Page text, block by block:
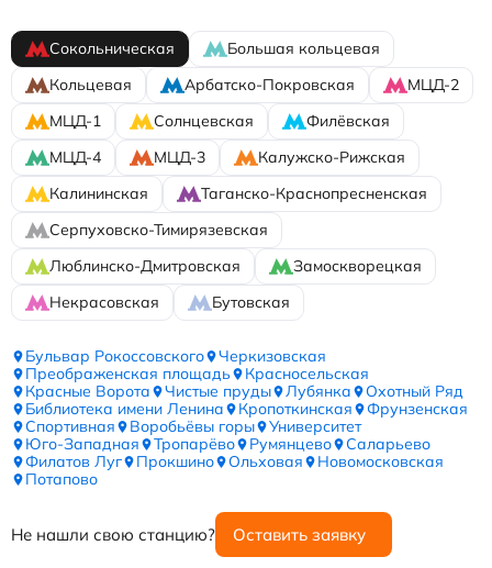
Сокольническая
Большая кольцевая
Кольцевая
Арбатско-Покровская
МЦД-2
МЦД-1
Солнцевская
Филёвская
МЦД-4
МЦД-3
Калужско-Рижская
Калининская
Таганско-Краснопресненская
Серпуховско-Тимирязевская
Люблинско-Дмитровская
Замоскворецкая
Некрасовская
Бутовская
Бульвар Рокоссовского
Черкизовская
Преображенская площадь
Красносельская
Красные Ворота
Чистые пруды Лубянка
Охотный Ряд
Библиотека имени Ленина
Кропоткинская
Фрунзенская
Спортивная
Воробьёвы горы
Университет
Юго-Западная
Тропарёво Румянцево
Саларьево
Филатов Луг
Прокшино Ольховая
Новомосковская
Потапово
Не нашли свою станцию? Оставить заявку